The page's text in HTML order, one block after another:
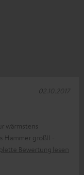
wärmstens
Hammer groß!! -
Bewertung lesen
02.10.2017